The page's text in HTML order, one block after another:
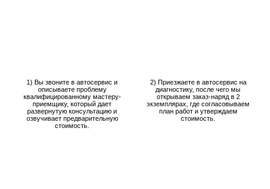
1) Вы звоните в автосервис и
описываете проблему
квалифицированному мастеру-
приемщику, который дает
развернутую консультацию и
озвучивает предварительную
стоимость.
2) Приезжаете в автосервис на
диагностику, после чего мы
открываем заказ-наряд в 2
экземплярах, где согласовываем
план работ и утверждаем
стоимость.